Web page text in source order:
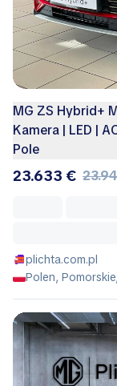
MG ZS Hybrid+
Kamera | LED |
Pole
23.633 €
plichta.com.pl
Polen,